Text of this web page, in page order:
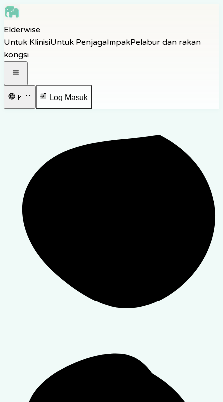
Skip to navigation
Skip to footer
Elderwise
Untuk KlinisiUntuk PenjagaImpakPelabur dan rakan
kongsi
🇲🇾 Log Masuk